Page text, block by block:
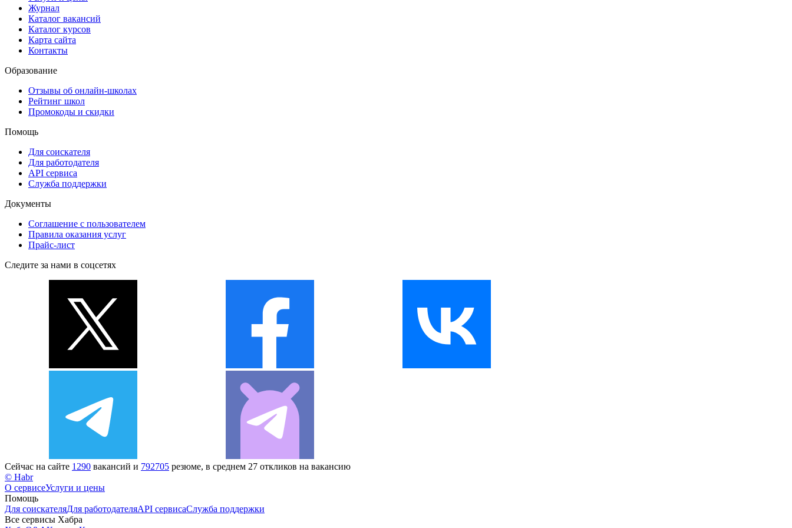
Журнал
Каталог вакансий
Каталог курсов
Карта сайта
Контакты
Образование
Отзывы об онлайн-школах
Рейтинг школ
Промокоды и скидки
Помощь
Для соискателя
Для работодателя
API сервиса
Служба поддержки
Документы
Соглашение с пользователем
Правила оказания услуг
Прайс-лист
Следите за нами в соцсетях
Сейчас на сайте 1290 вакансий и 792705 резюме, в среднем 27 откликов на вакансию
© Habr
О сервисеУслуги и цены
Помощь
Для соискателяДля работодателяAPI сервисаСлужба поддержки
Все сервисы Хабра